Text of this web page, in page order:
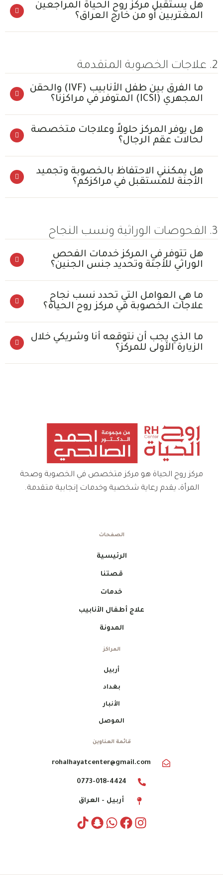
هل يستقبل مركز روح الحياة المراجعين
المغتربين أو من خارج العراق؟
2. علاجات الخصوبة المتقدمة
ما الفرق بين طفل الأنابيب (IVF) والحقن
المجهري (ICSI) المتوفر في مراكزنا؟
هل يوفر المركز حلولاً وعلاجات متخصصة
لحالات عقم الرجال؟
هل يمكنني الاحتفاظ بالخصوبة وتجميد
الأجنة للمستقبل في مراكزكم؟
3. الفحوصات الوراثية ونسب النجاح
هل تتوفر في المركز خدمات الفحص
الوراثي للأجنة وتحديد جنس الجنين؟
ما هي العوامل التي تحدد نسب نجاح
علاجات الخصوبة في مركز روح الحياة؟
ما الذي يجب أن نتوقعه أنا وشريكي خلال
الزيارة الأولى للمركز؟
مركز روح الحياة هو مركز متخصص في الخصوبة وصحة
المرأة، يقدم رعاية شخصية وخدمات إنجابية متقدمة.
الصفحات
الرئيسية
قصتنا
خدمات
علاج أطفال الأنابيب
المدونة
المراكز
أربيل
بغداد
الأنبار
الموصل
قائمة العناوين
rohalhayatcenter@gmail.com
0773-018-4424
أربيل - العراق